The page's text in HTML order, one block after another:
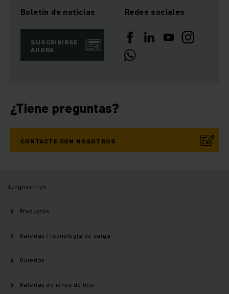
Boletín de noticias
SUSCRIBIRSE
AHORA
Redes sociales
¿Tiene preguntas?
CONTACTE CON NOSOTROS
Jungheinrich
Productos
Baterías / tecnología de carga
Baterías
Baterías de iones de litio